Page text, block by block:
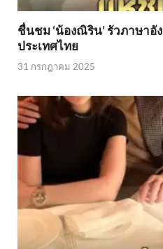
ชื่นชม ‘น้องณิริน’ รัวภาษาอั
ประเทศไทย
31 กรกฎาคม 2025